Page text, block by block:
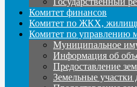
Комитет финансов
Комитет по ЖКХ,
Комитет по управлению
Муниципальное
Информация об
Предоставление
Земельные участки